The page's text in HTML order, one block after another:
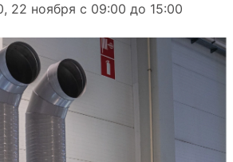
22 ноября с 09:00 до 15:00